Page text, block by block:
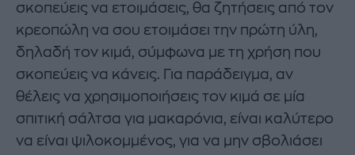
σκοπεύεις να ετοιμάσεις, θα ζητήσεις από τον
κρεοπώλη να σου ετοιμάσει την πρώτη ύλη,
δηλαδή τον κιμά, σύμφωνα με τη χρήση που
σκοπεύεις να κάνεις. Για παράδειγμα, αν
θέλεις να χρησιμοποιήσεις τον κιμά σε μία
σπιτική σάλτσα για μακαρόνια, είναι καλύτερο
να είναι ψιλοκομμένος, για να μην σβολιάσει